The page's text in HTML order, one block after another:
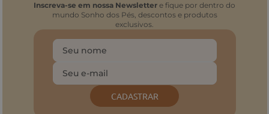
Inscreva-se em nossa Newsletter e fique por dentro do
mundo Sonho dos Pés, descontos e produtos
exclusivos.
CADASTRAR